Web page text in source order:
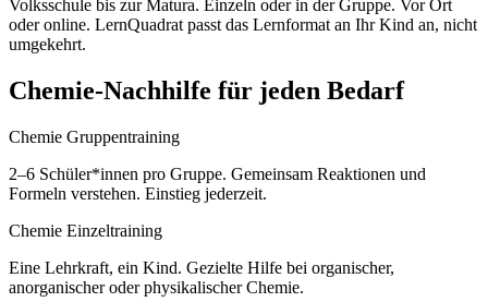
Volksschule bis zur Matura. Einzeln oder in der Gruppe. Vor Ort
oder online. LernQuadrat passt das Lernformat an Ihr Kind an, nicht
umgekehrt.
Chemie-Nachhilfe für jeden Bedarf
Chemie Gruppentraining
2–6 Schüler*innen pro Gruppe. Gemeinsam Reaktionen und
Formeln verstehen. Einstieg jederzeit.
Chemie Einzeltraining
Eine Lehrkraft, ein Kind. Gezielte Hilfe bei organischer,
anorganischer oder physikalischer Chemie.